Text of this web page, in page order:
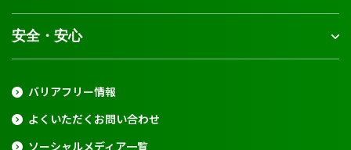
安全・安心
バリアフリー情報
よくいただくお問い合わせ
ソーシャルメディア一覧